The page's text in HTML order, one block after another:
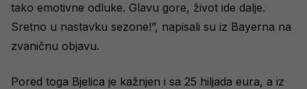
tako emotivne odluke. Glavu gore, život ide dalje.
Sretno u nastavku sezone!”, napisali su iz Bayerna na
zvaničnu objavu.
Pored toga Bjelica je kažnjen i sa 25 hiljada eura, a iz